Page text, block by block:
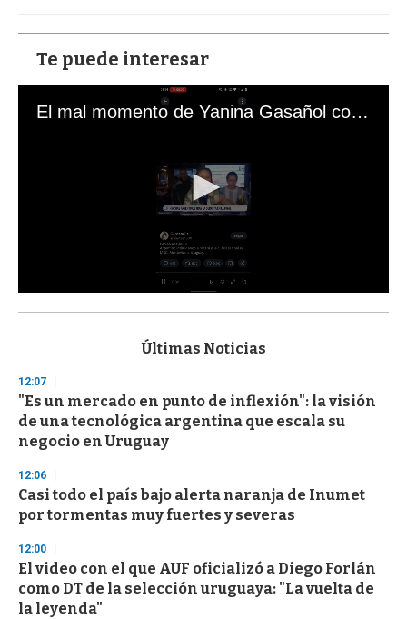
Te puede interesar
El mal momento de Yanina Gasañol con un hincha argentino en "Subrayado"
s
d
s
o
f
3
s
e
c
o
d
s
Últimas Noticias
12:07
"Es un mercado en punto de inflexión": la visión
de una tecnológica argentina que escala su
negocio en Uruguay
12:06
Casi todo el país bajo alerta naranja de Inumet
por tormentas muy fuertes y severas
12:00
El video con el que AUF oficializó a Diego Forlán
como DT de la selección uruguaya: "La vuelta de
la leyenda"